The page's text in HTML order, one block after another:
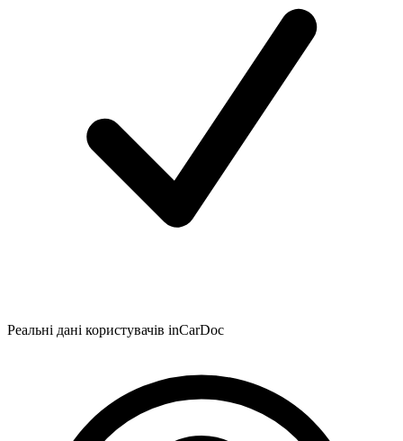
Реальні дані користувачів inCarDoc